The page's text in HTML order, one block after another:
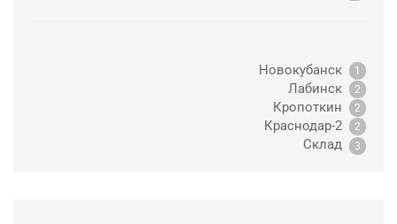
Новокубанск 1
Лабинск 2
Кропоткин 2
Краснодар-2 2
Склад 3